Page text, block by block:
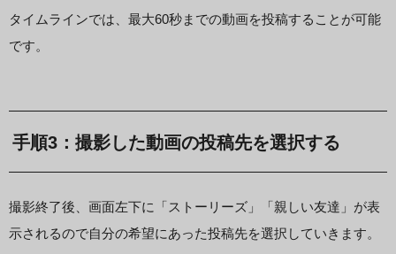
タイムラインでは、最大60秒までの動画を投稿することが可能
です。
手順3：撮影した動画の投稿先を選択する
撮影終了後、画面左下に「ストーリーズ」「親しい友達」が表
示されるので自分の希望にあった投稿先を選択していきます。